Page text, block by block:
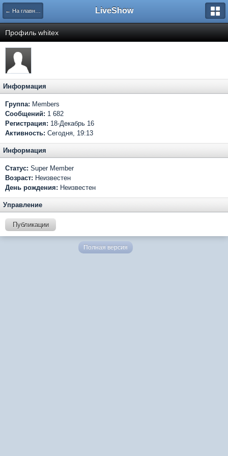
← На главную LiveShow
Профиль whitex
Информация
Группа: Members
Сообщений: 1 682
Регистрация: 18-Декабрь 16
Активность: Сегодня, 19:13
Информация
Статус: Super Member
Возраст: Неизвестен
День рождения: Неизвестен
Управление
Публикации
Полная версия